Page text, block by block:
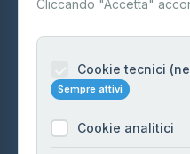
Informazioni legali
Cookie Policy
Cliccando "Accetta"
Cookie tecnici
Sempre attivi
Cookie analitici